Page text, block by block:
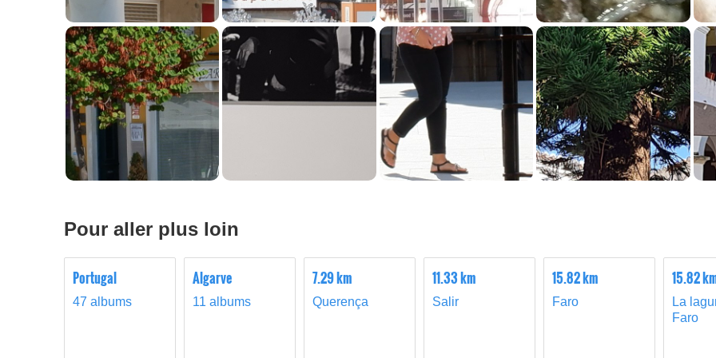
Pour aller plus loin
Portugal
47 albums
Algarve
11 albums
7.29 km
Querença
11.33 km
Salir
15.82 km
Faro
15.82
La
Faro